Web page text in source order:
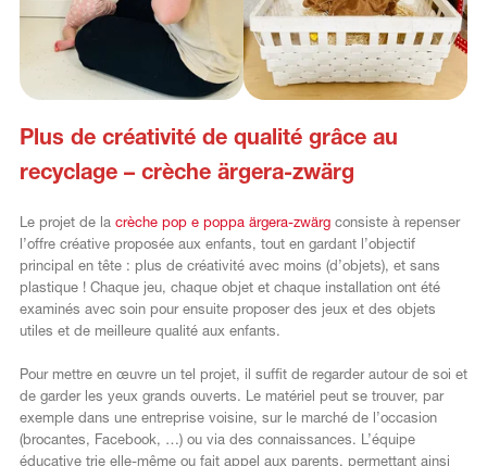
Plus de créativité de qualité grâce au
recyclage – crèche ärgera-zwärg
Le projet de la crèche pop e poppa ärgera-zwärgconsiste à repenser
l’offre créative proposée aux enfants, tout en gardant l’objectif
principal en tête : plus de créativité avec moins (d’objets), et sans
plastique ! Chaque jeu, chaque objet et chaque installation ont été
examinés avec soin pour ensuite proposer des jeux et des objets
utiles et de meilleure qualité aux enfants.
Pour mettre en œuvre un tel projet, il suffit de regarder autour de soi et
de garder les yeux grands ouverts. Le matériel peut se trouver, par
exemple dans une entreprise voisine, sur le marché de l’occasion
(brocantes, Facebook, …) ou via des connaissances. L’équipe
éducative trie elle-même ou fait appel aux parents, permettant ainsi